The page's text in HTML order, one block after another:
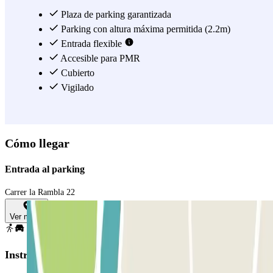
Plaza de parking garantizada
Parking con altura máxima permitida (2.2m)
Entrada flexible
Accesible para PMR
Cubierto
Vigilado
Cómo llegar
Entrada al parking
Carrer la Rambla 22
Ver mapa
Instrucciones